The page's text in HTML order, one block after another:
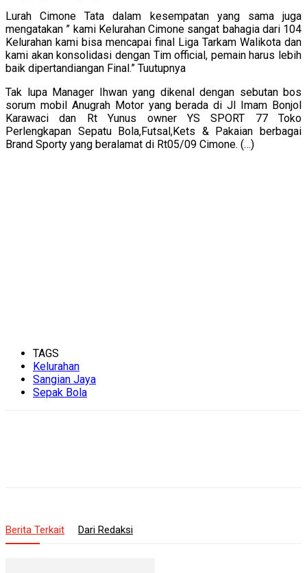
Lurah Cimone Tata dalam kesempatan yang sama juga
mengatakan ” kami Kelurahan Cimone sangat bahagia dari 104
Kelurahan kami bisa mencapai final Liga Tarkam Walikota dan
kami akan konsolidasi dengan Tim official, pemain harus lebih
baik dipertandiangan Final.” Tuutupnya
Tak lupa Manager Ihwan yang dikenal dengan sebutan bos
sorum mobil Anugrah Motor yang berada di Jl Imam Bonjol
Karawaci dan Rt Yunus owner YS SPORT 77 Toko
Perlengkapan Sepatu Bola,Futsal,Kets & Pakaian berbagai
Brand Sporty yang beralamat di Rt05/09 Cimone. (…)
TAGS
Kelurahan
Sangian Jaya
Sepak Bola
Berita Terkait Dari Redaksi